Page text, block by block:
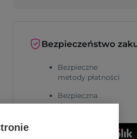
Bezpieczeństwo
Bezpieczne
metody płatności
Bezpieczna
dostawa